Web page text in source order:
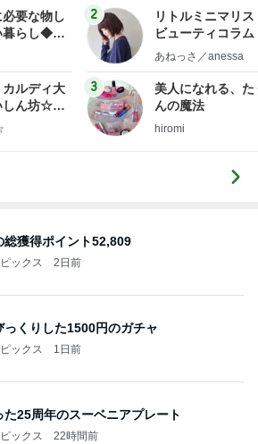
要な物し
暮らし◆Ke
〜イ
カルディ大
しん坊☆き
ログ
2
リトルミニマリス
ビューティコラ
little
あねっさ／anessa
3
美人になれる、た
んの魔法
hiromi
総獲得ポイント52,809
ックス 2日前
っくりした1500円のガチャ
ックス 1日前
た25周年のスーベニアプレート
ックス 22時間前